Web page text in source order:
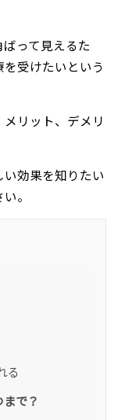
って見えるた
受けたいという
リット、デメリ
効果を知りたい
。
る
で？